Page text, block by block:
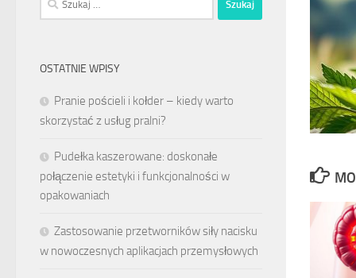
OSTATNIE WPISY
Pranie pościeli i kołder – kiedy warto
skorzystać z usług pralni?
Pudełka kaszerowane: doskonałe
połączenie estetyki i funkcjonalności w
opakowaniach
Zastosowanie przetworników siły nacisku
w nowoczesnych aplikacjach przemysłowych